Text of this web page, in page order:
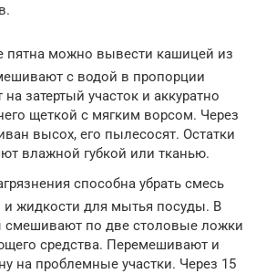
пятна можно вывести кашицей из
с водой в пропорции
на затертый участок и аккуратно
щеткой с мягким ворсом. Через
высох, его пылесосят. Остатки
влажной губкой или тканью.
способна убрать смесь
жидкости для мытья посуды. В
смешивают по две столовые ложки
средства. Перемешивают и
на проблемные участки. Через 15